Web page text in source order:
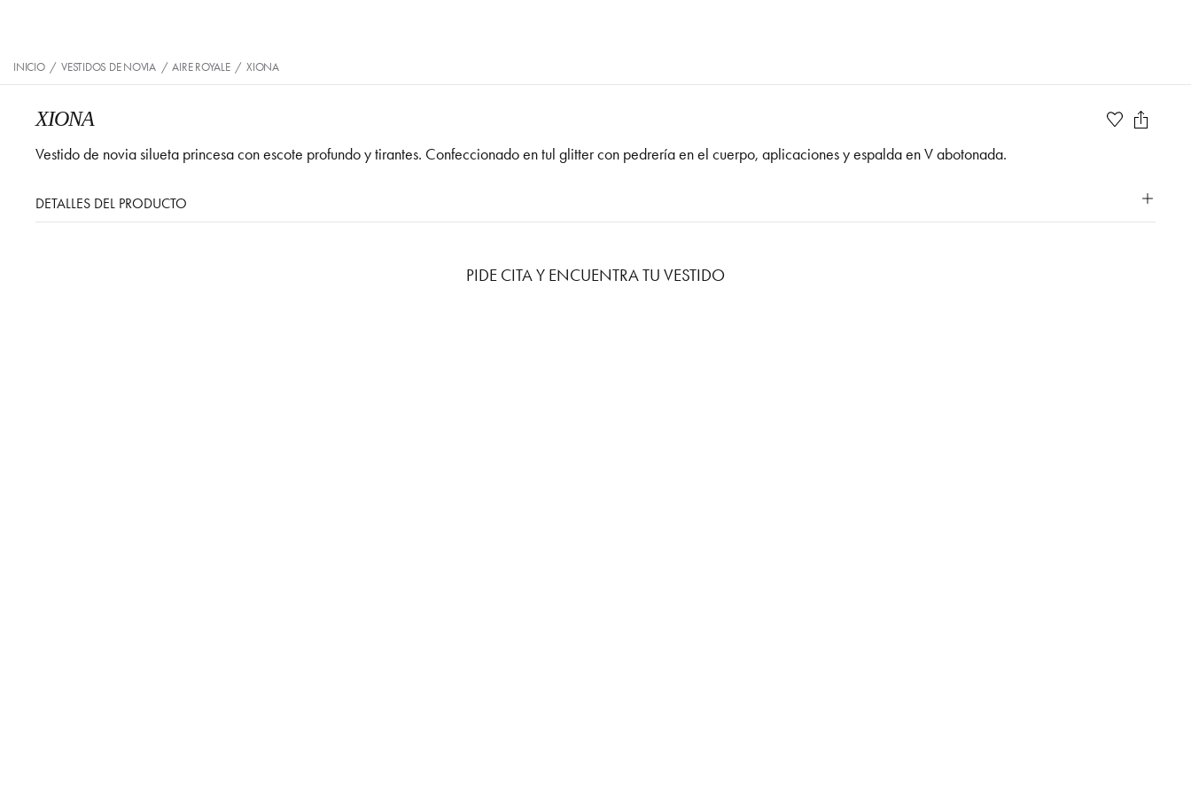
INICIO / VESTIDOS DE NOVIA / AIRE ROYALE / XIONA
XIONA
Vestido de novia silueta princesa con escote profundo y tirantes. Confeccionado en tul glitter con pedrería en el cuerpo, aplicaciones y espalda en V abotonada.
DETALLES DEL PRODUCTO
PIDE CITA Y ENCUENTRA TU VESTIDO